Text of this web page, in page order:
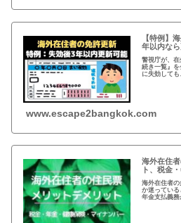
【特例】
年以内な
警視庁が、
続き一覧』
に失効して
www.escape2bangkok.com
海外在住
ト、税金
海外在住者
か迷ってい
年金支払義